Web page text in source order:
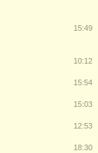
15:49
10:12
15:54
15:03
12:53
18:30